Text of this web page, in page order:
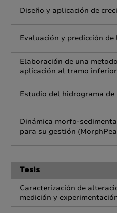
Diseño y aplicación de
Evaluación y predicción
Elaboración de una
aplicación al tramo
Estudio del hidrograma
Dinámica morfo-
para su gestión
Tesis
Caracterización de
medición y